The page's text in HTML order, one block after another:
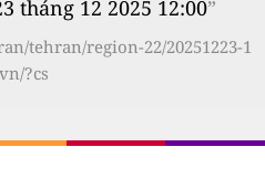
tháng 12 2025 12:00”
tehran/region-22/20251223-1
?cs